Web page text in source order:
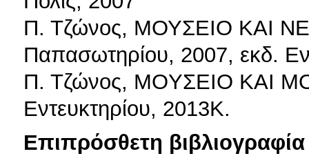
Π. Τζώνος, ΜΟΥΣΕΙΟ ΚΑΙ
Παπασωτηρίου, 2007, εκδ.
Π. Τζώνος, ΜOΥΣΕΙΟ ΚΑΙ
Εντευκτηρίου, 2013Κ.
Επιπρόσθετη βιβλιογραφία